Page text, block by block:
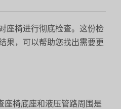
座椅进行彻底检查。这份检
果，可以帮助您找出需要更
座椅底座和液压管路周围是